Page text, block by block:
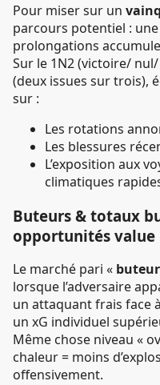
Pour miser sur un
parcours potentiel :
prolongations
Sur le 1N2 (victoire/
(deux issues sur trois),
sur :
Les rotations
Les blessures
L’exposition aux
climatiques
Buteurs & totaux
opportunités value
Le marché pari « buteur
lorsque l’adversaire
un attaquant frais face
un xG individuel
Même chose niveau «
chaleur = moins
offensivement.